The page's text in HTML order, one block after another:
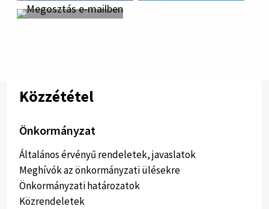
Közzététel
Önkormányzat
Általános érvényű rendeletek, javaslatok
Meghívók az önkormányzati ülésekre
Önkormányzati határozatok
Közrendeletek